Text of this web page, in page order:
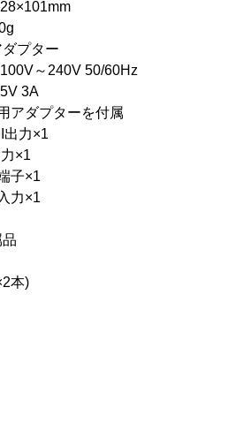
ター
50/60Hz
ターを付属
力×1
×1
×1
本)